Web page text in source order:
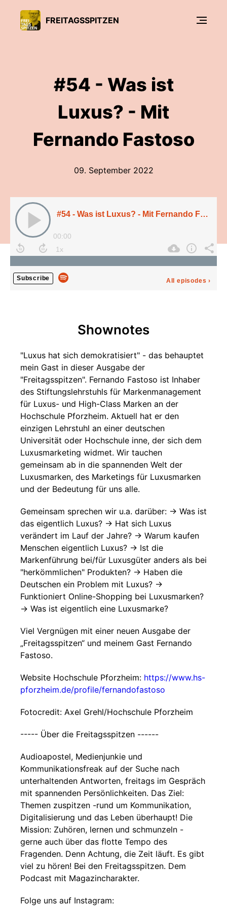
FREITAGSSPITZEN
#54 - Was ist
Luxus? - Mit
Fernando Fastoso
09. September 2022
#54 - Was ist Luxus? - Mit Fernando Fastoso
00:00
Subscribe All episodes ›
Shownotes
"Luxus hat sich demokratisiert" - das behauptet
mein Gast in dieser Ausgabe der
"Freitagsspitzen". Fernando Fastoso ist Inhaber
des Stiftungslehrstuhls für Markenmanagement
für Luxus- und High-Class Marken an der
Hochschule Pforzheim. Aktuell hat er den
einzigen Lehrstuhl an einer deutschen
Universität oder Hochschule inne, der sich dem
Luxusmarketing widmet. Wir tauchen
gemeinsam ab in die spannenden Welt der
Luxusmarken, des Marketings für Luxusmarken
und der Bedeutung für uns alle.
Gemeinsam sprechen wir u.a. darüber: -> Was ist
das eigentlich Luxus? -> Hat sich Luxus
verändert im Lauf der Jahre? -> Warum kaufen
Menschen eigentlich Luxus? -> Ist die
Markenführung bei/für Luxusgüter anders als bei
"herkömmlichen" Produkten? -> Haben die
Deutschen ein Problem mit Luxus? ->
Funktioniert Online-Shopping bei Luxusmarken?
-> Was ist eigentlich eine Luxusmarke?
Viel Vergnügen mit einer neuen Ausgabe der
„Freitagsspitzen“ und meinem Gast Fernando
Fastoso.
Website Hochschule Pforzheim: https://www.hs-
pforzheim.de/profile/fernandofastoso
Fotocredit: Axel Grehl/Hochschule Pforzheim
----- Über die Freitagsspitzen ------
Audioapostel, Medienjunkie und
Kommunikationsfreak auf der Suche nach
unterhaltenden Antworten, freitags im Gespräch
mit spannenden Persönlichkeiten. Das Ziel:
Themen zuspitzen -rund um Kommunikation,
Digitalisierung und das Leben überhaupt! Die
Mission: Zuhören, lernen und schmunzeln -
gerne auch über das flotte Tempo des
Fragenden. Denn Achtung, die Zeit läuft. Es gibt
viel zu hören! Bei den Freitagsspitzen. Dem
Podcast mit Magazincharakter.
Folge uns auf Instagram: